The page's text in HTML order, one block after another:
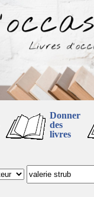
Donner
des
livres